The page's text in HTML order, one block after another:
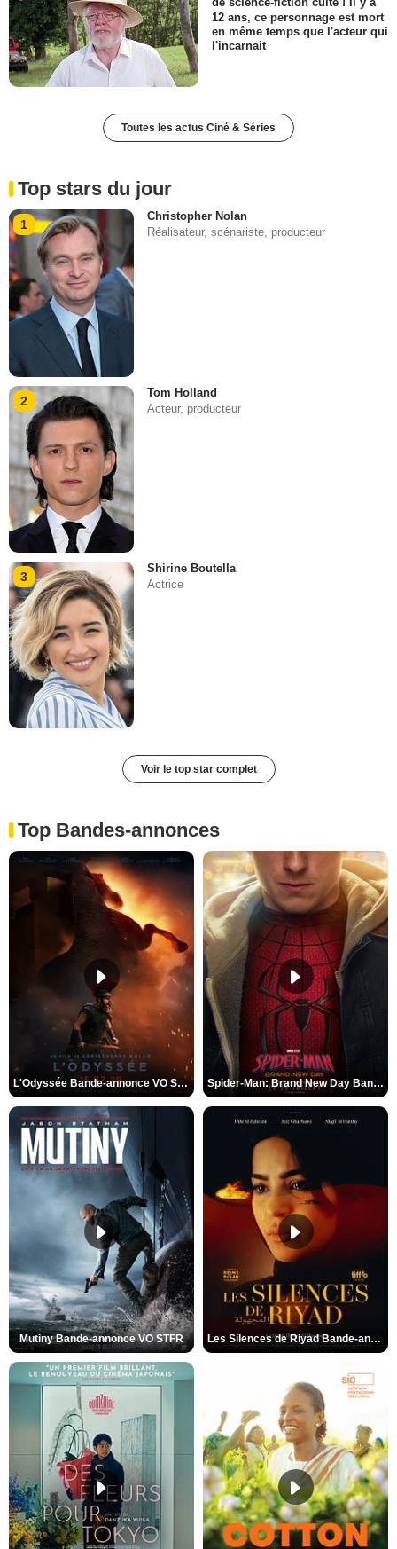
12 ans, ce personnage est mort
en même temps que l'acteur qui
l'incarnait
Toutes les actus Ciné & Séries
Top stars du jour
1
Christopher Nolan
Réalisateur, scénariste, producteur
2
Tom Holland
Acteur, producteur
3
Shirine Boutella
Actrice
Voir le top star complet
Top Bandes-annonces
L'Odyssée Bande-annonce VO STFR Spider-Man: Brand New Day Bande-annonce VO STFR
Mutiny Bande-annonce VO STFR Les Silences de Riyad Bande-annonce VO STFR